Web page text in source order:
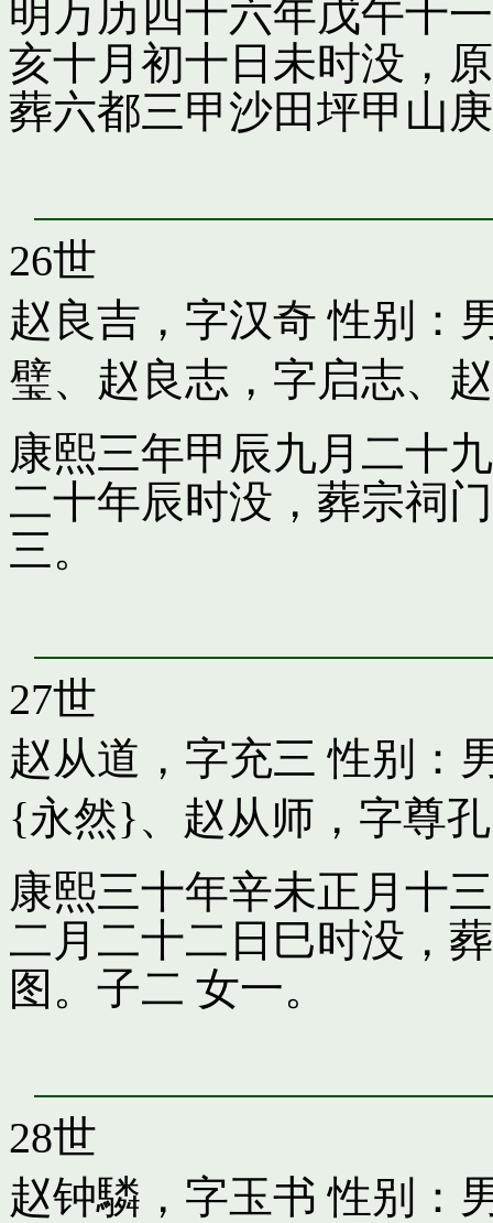
明万历四十六年戊午十
亥十月初十日未时没，
葬六都三甲沙田坪甲山
26世
赵良吉，字汉奇 性别：
璧、 赵良志，字启志、
康熙三年甲辰九月二十
二十年辰时没，葬宗祠
三。
27世
赵从道，字充三 性别：
{永然}、 赵从师，字尊孔
康熙三十年辛未正月十
二月二十二日巳时没，
图。子二 女一。
28世
赵钟驎，字玉书 性别：